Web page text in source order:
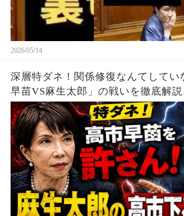
2026/05/14
深層特ダネ！関係修復なんてしてい
早苗VS麻生太郎」の戦いを徹底解
聞・記者佐藤章さんと一月万冊